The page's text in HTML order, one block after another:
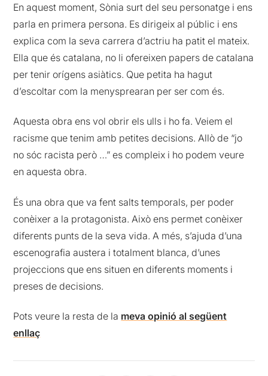
En aquest moment, Sònia surt del seu personatge i ens
parla en primera persona. Es dirigeix al públic i ens
explica com la seva carrera d’actriu ha patit el mateix.
Ella que és catalana, no li ofereixen papers de catalana
per tenir orígens asiàtics. Que petita ha hagut
d’escoltar com la menysprearan per ser com és.
Aquesta obra ens vol obrir els ulls i ho fa. Veiem el
racisme que tenim amb petites decisions. Allò de “jo
no sóc racista però …” es compleix i ho podem veure
en aquesta obra.
És una obra que va fent salts temporals, per poder
conèixer a la protagonista. Això ens permet conèixer
diferents punts de la seva vida. A més, s’ajuda d’una
escenografia austera i totalment blanca, d’unes
projeccions que ens situen en diferents moments i
preses de decisions.
Pots veure la resta de la meva opinió al següent
enllaç